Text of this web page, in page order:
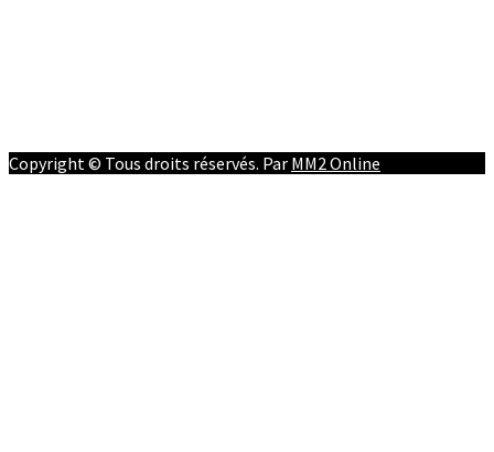
Copyright © Tous droits réservés. Par MM2 Online